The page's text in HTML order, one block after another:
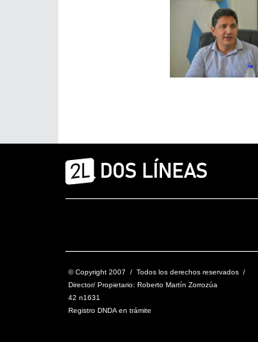
© Copyright 2007 / Todos los derechos reservados /
Director/ Propietario: Roberto Martín Zorrozúa
42 n1631
Registro DNDA en trámite